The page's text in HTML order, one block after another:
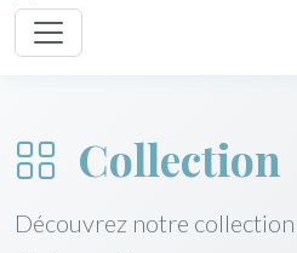
Collection
Découvrez notre